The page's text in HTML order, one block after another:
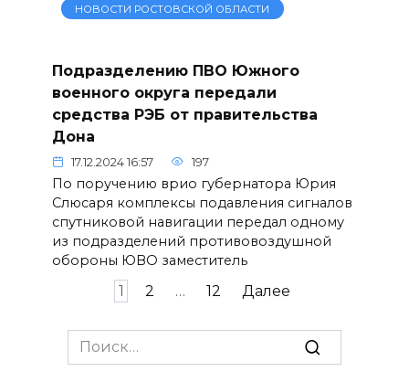
НОВОСТИ РОСТОВСКОЙ ОБЛАСТИ
Подразделению ПВО Южного
военного округа передали
средства РЭБ от правительства
Дона
17.12.2024 16:57 197
По поручению врио губернатора Юрия
Слюсаря комплексы подавления сигналов
спутниковой навигации передал одному
из подразделений противовоздушной
обороны ЮВО заместитель
1 2 … 12 Далее
Search
for: